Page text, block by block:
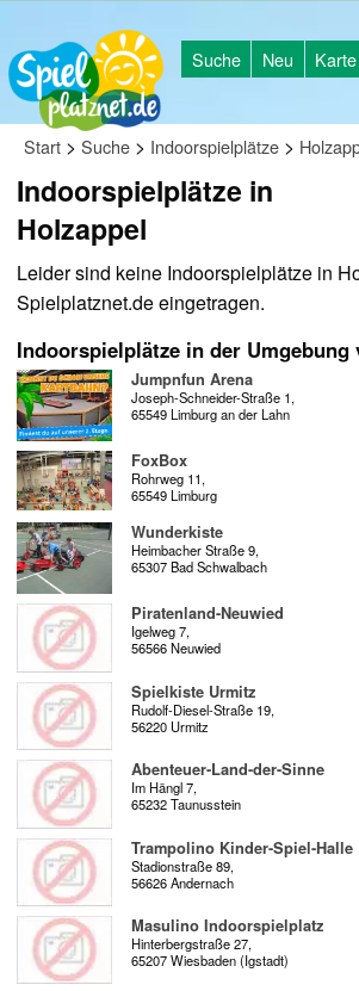
Suche Neu Karte
Start > Suche > Indoorspielplätze >
Indoorspielplätze in
Holzappel
Leider sind keine Indoorspielplätze in
Spielplatznet.de eingetragen.
Indoorspielplätze in der Umgebung
Jumpnfun Arena
Joseph-Schneider-Straße 1,
65549 Limburg an der Lahn
FoxBox
Rohrweg 11,
65549 Limburg
Wunderkiste
Heimbacher Straße 9,
65307 Bad Schwalbach
Piratenland-Neuwied
Igelweg 7,
56566 Neuwied
Spielkiste Urmitz
Rudolf-Diesel-Straße 19,
56220 Urmitz
Abenteuer-Land-der-Sinne
Im Hängl 7,
65232 Taunusstein
Trampolino Kinder-Spiel-Halle
Stadionstraße 89,
56626 Andernach
Masulino Indoorspielplatz
Hinterbergstraße 27,
65207 Wiesbaden (Igstadt)